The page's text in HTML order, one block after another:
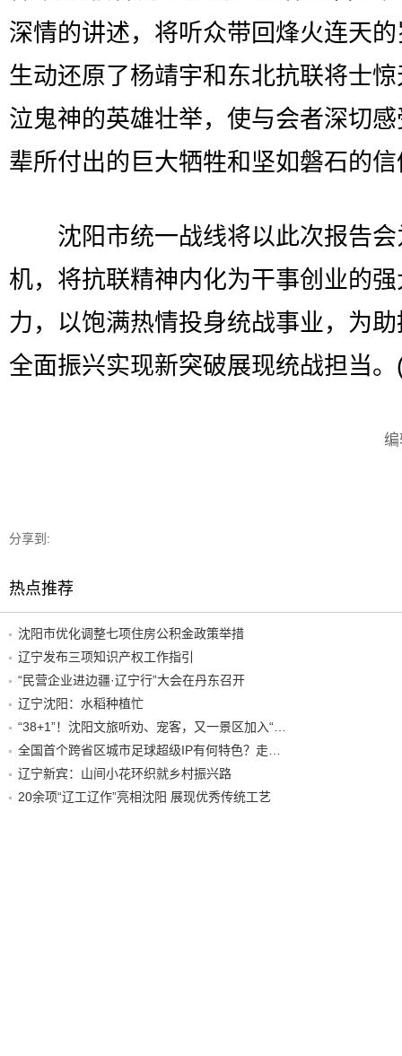
深情的讲述，将听众带回烽火连天
生动还原了杨靖宇和东北抗联将士
泣鬼神的英雄壮举，使与会者深切
辈所付出的巨大牺牲和坚如磐石的
沈阳市统一战线将以此次报告会
机，将抗联精神内化为干事创业的
力，以饱满热情投身统战事业，为
全面振兴实现新突破展现统战担当
分享到:
热点推荐
沈阳市优化调整七项住房公积金政策举措
辽宁发布三项知识产权工作指引
“民营企业进边疆·辽宁行”大会在丹东召开
辽宁沈阳：水稻种植忙
辽宁新宾：山间小花环织就乡村振兴路
20余项“辽工辽作”亮相沈阳 展现优秀传统工艺